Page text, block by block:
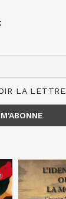
LA LETTRE